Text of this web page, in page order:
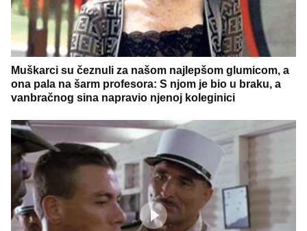
Muškarci su čeznuli za našom najlepšom glumicom, a
ona pala na šarm profesora: S njom je bio u braku, a
vanbračnog sina napravio njenoj koleginici